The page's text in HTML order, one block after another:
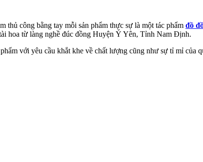
thủ công bằng tay mỗi sản phẩm thực sự là một tác phẩm đồ
hoa từ làng nghề đúc đồng Huyện Ý Yên, Tỉnh Nam Định.
với yêu cầu khắt khe về chất lượng cũng như sự tỉ mỉ của